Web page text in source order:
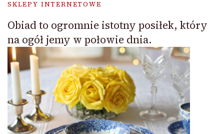
SKLEPY INTERNETOWE
Obiad to ogromnie istotny posiłek, który
na ogół jemy w połowie dnia.